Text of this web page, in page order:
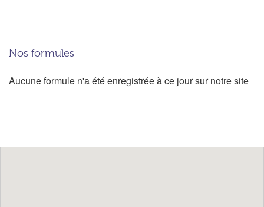
Nos formules
Aucune formule n'a été enregistrée à ce jour sur notre site